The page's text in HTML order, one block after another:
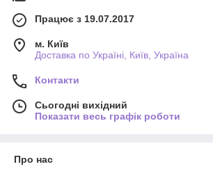
Працює з 19.07.2017
м. Київ
Доставка по Україні, Київ, Україна
Контакти
Сьогодні вихідний
Показати весь графік роботи
Про нас